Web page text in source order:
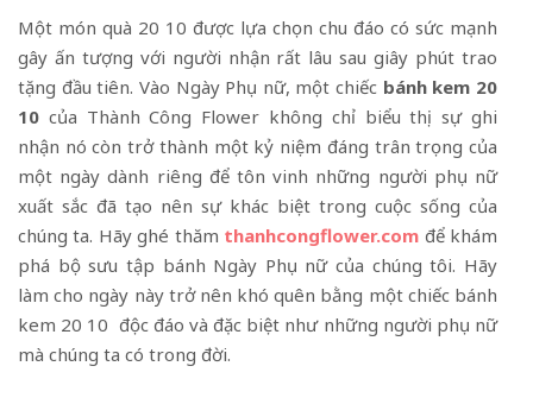
Một món quà 20 10 được lựa chọn chu đáo có sức mạnh
gây ấn tượng với người nhận rất lâu sau giây phút trao
tặng đầu tiên. Vào Ngày Phụ nữ, một chiếc bánh kem 20
10 của Thành Công Flower không chỉ biểu thị sự ghi
nhận nó còn trở thành một kỷ niệm đáng trân trọng của
một ngày dành riêng để tôn vinh những người phụ nữ
xuất sắc đã tạo nên sự khác biệt trong cuộc sống của
chúng ta. Hãy ghé thăm thanhcongflower.com để khám
phá bộ sưu tập bánh Ngày Phụ nữ của chúng tôi. Hãy
làm cho ngày này trở nên khó quên bằng một chiếc bánh
kem 20 10 độc đáo và đặc biệt như những người phụ nữ
mà chúng ta có trong đời.